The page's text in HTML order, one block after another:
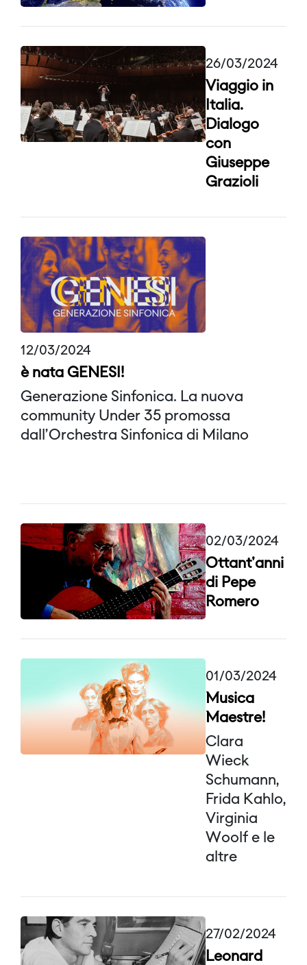
26/03/2024
Viaggio in
Italia.
Dialogo
con
Giuseppe
Grazioli
12/03/2024
è nata GENESI!
Generazione Sinfonica. La nuova
community Under 35 promossa
dall’Orchestra Sinfonica di Milano
02/03/2024
Ottant'anni
di Pepe
Romero
01/03/2024
Musica
Maestre!
Clara
Wieck
Schumann,
Frida Kahlo,
Virginia
Woolf e le
altre
27/02/2024
Leonard